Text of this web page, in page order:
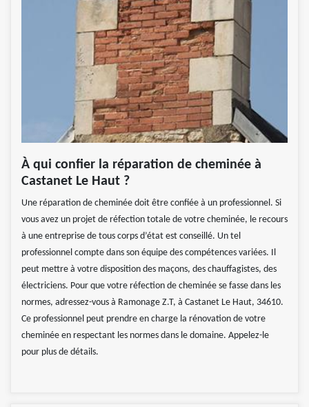
À qui confier la réparation de cheminée à
Castanet Le Haut ?
Une réparation de cheminée doit être confiée à un professionnel. Si
vous avez un projet de réfection totale de votre cheminée, le recours
à une entreprise de tous corps d’état est conseillé. Un tel
professionnel compte dans son équipe des compétences variées. Il
peut mettre à votre disposition des maçons, des chauffagistes, des
électriciens. Pour que votre réfection de cheminée se fasse dans les
normes, adressez-vous à Ramonage Z.T, à Castanet Le Haut, 34610.
Ce professionnel peut prendre en charge la rénovation de votre
cheminée en respectant les normes dans le domaine. Appelez-le
pour plus de détails.